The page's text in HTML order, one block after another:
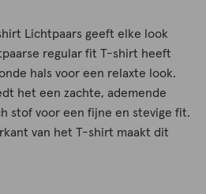
Lichtpaars geeft elke look
regular fit T-shirt heeft
hals voor een relaxte look.
het een zachte, ademende
stof voor een fijne en stevige fit.
van het T-shirt maakt dit